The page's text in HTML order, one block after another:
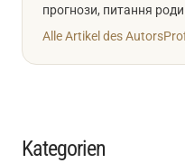
прогнози, питання
Alle Artikel des Autors
Kategorien